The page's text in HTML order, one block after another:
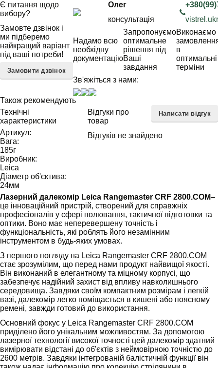
Є питання щодо
вибору?
Замовте дзвінок і
ми підберемо
найкращий варіант
під ваші потреби!
Замовити дзвінок
Олег
консультація
Надамо всю
необхідну
документацію
Запропонуємо
оптимальне
рішення під
Ваші
завдання
Виконаємо
в
оптимальні
терміни
Зв'яжіться з нами:
Також рекомендують
Технічні
характеристики
Артикул:
Вага:
185г
Виробник:
Leica
Діаметр об'єктива:
24мм
Відгуки про
товар
Написати відгук
Відгуків не знайдено
Лазерний далекомір Leica Rangemaster CRF 2800.COM–
це інноваційний пристрій, створений для справжніх
професіоналів у сфері полювання, тактичної підготовки та
оптики. Воно має неперевершену точність і
функціональність, які роблять його незамінним
інструментом в будь-яких умовах.
З першого погляду на Leica Rangemaster CRF 2800.COM
стає зрозумілим, що перед нами продукт найвищої якості.
Він виконаний в елегантному та міцному корпусі, що
забезпечує надійний захист від впливу навколишнього
середовища. Завдяки своїм компактним розмірам і легкій
вазі, далекомір легко поміщається в кишені або поясному
ремені, завжди готовий до використання.
Основний фокус у Leica Rangemaster CRF 2800.COM
приділено його унікальним можливостям. За допомогою
лазерної технології високої точності цей далекомір здатний
вимірювати відстані до об'єктів з неймовірною точністю до
2600 метрів. Завдяки інтегрованій балістичній функції він